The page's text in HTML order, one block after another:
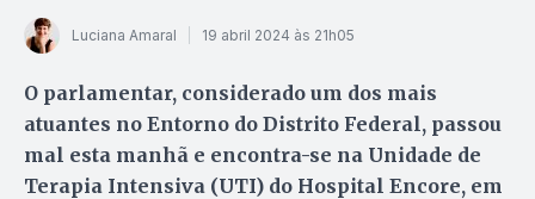
Luciana Amaral 19 abril 2024 às 21h05
O parlamentar, considerado um dos mais
atuantes no Entorno do Distrito Federal, passou
mal esta manhã e encontra-se na Unidade de
Terapia Intensiva (UTI) do Hospital Encore, em